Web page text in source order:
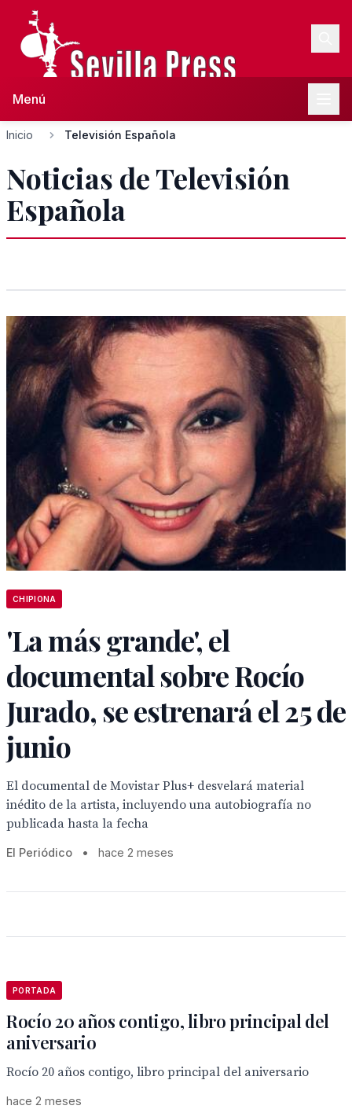
Menú
Inicio Televisión Española
Noticias de Televisión
Española
CHIPIONA
'La más grande', el
documental sobre Rocío
Jurado, se estrenará el 25 de
junio
El documental de Movistar Plus+ desvelará material
inédito de la artista, incluyendo una autobiografía no
publicada hasta la fecha
El Periódico • hace 2 meses
PORTADA
Rocío 20 años contigo, libro principal del
aniversario
Rocío 20 años contigo, libro principal del aniversario
hace 2 meses